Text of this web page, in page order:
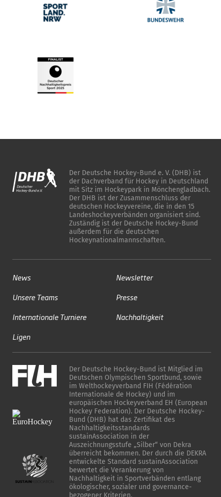
Der Deutsche Hockey-Bund e. V. (DHB) ist
der Dachverband für Hockey in Deutschland
mit Sitz im Hockeypark in Mönchengladbach.
Der DHB ist der Zusammenschluss der
deutschen Hockeyvereine, die in den 15
Landeshockeyverbänden organisiert sind.
Zuständig ist der Deutsche Hockey-Bund
außerdem für die deutschen
Hockeynationalmannschaften.
News
Unsere Teams
Internationale Turniere
Ligen
Newsletter
Presse
Nachhaltigkeit
Der Deutsche Hockey-Bund ist Mitglied im
Deutschen Olympischen Sportbund, sowie
im Welthockeyverband FIH (Fédération
Internationale de Hockey) und im
europäischen Hockeyverband EH (European
Hockey Federation). Der Deutsche Hockey-
Bund (DHB) hat das Zertifikat des
Nachhaltigkeitsstandards
sustainAssociation in der
Auszeichnungsstufe „Silber“ von Dekra
überreicht bekommen. Der durch die DEKRA
entwickelte Standard sustainAssociation
bewertet die Verankerung von
Nachhaltigkeit in Sportverbänden entlang
ökologischer, sozialer und governance-